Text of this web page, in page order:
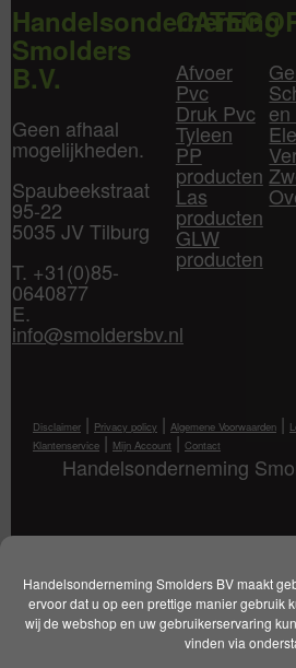
Handelsonderneming Smolders BV maakt
ervoor dat u op een prettige manier gebruik
wij de webshop en uw gebruikerservaring
vinden via
Handelsonderneming
Smolders
B.V.
Geen afhaal
mogelijkheden.
Spaubeekstraat
95-22
5035 JV Tilburg
T. +31(0)85-
0640877
E.
info@smoldersbv.nl
Afvoer
Pvc
Druk Pvc
Tyleen
PP
producten
Las
producten
GLW
producten
Disclaimer | Privacy policy | Algemene Voorwaarden |
Klantenservice | Mijn Account | Contact
Handelsonderneming